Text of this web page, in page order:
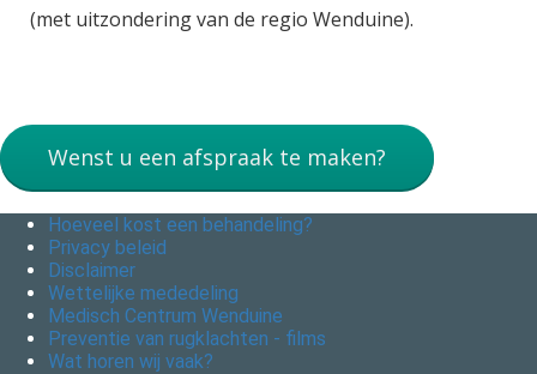
(met uitzondering van de regio Wenduine).
Wenst u een afspraak te maken?
Hoeveel kost een behandeling?
Privacy beleid
Disclaimer
Wettelijke mededeling
Medisch Centrum Wenduine
Preventie van rugklachten - films
Wat horen wij vaak?